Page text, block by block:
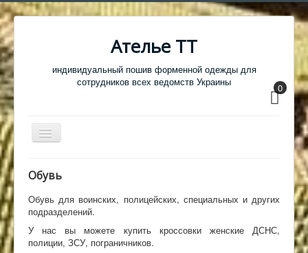
Ателье ТТ
индивидуальный пошив форменной одежды для
сотрудников всех ведомств Украины
0
Перемикач
навігації
Обувь
Атрибутика
Обувь
Обувь для воинских, полицейских, специальных и других
подразделений.
У нас вы можете купить кроссовки женские ДСНС,
полиции, ЗСУ, пограничников.